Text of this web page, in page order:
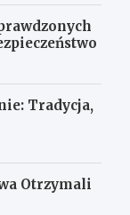
Tradycja,
Otrzymali